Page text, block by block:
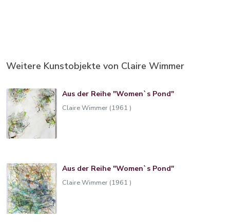
Weitere Kunstobjekte von Claire Wimmer
Aus der Reihe "Women`s Pond"
Claire Wimmer (1961 )
Aus der Reihe "Women`s Pond"
Claire Wimmer (1961 )